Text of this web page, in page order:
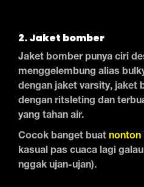
2. Jaket bomber
Jaket bomber punya ciri
menggelembung alias
dengan jaket varsity, jaket
dengan ritsleting dan
yang tahan air.
Cocok banget buat nonton
kasual pas cuaca lagi
nggak ujan-ujan).